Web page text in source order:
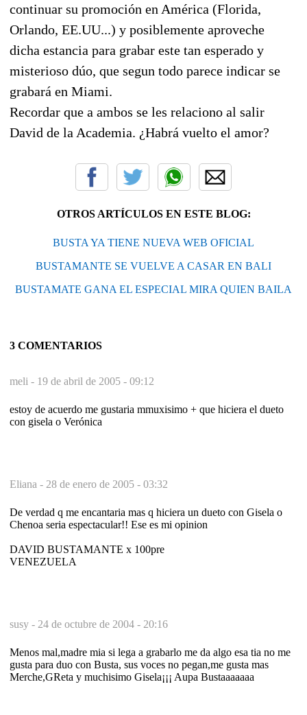
continuar su promoción en América (Florida,
Orlando, EE.UU...) y posiblemente aproveche
dicha estancia para grabar este tan esperado y
misterioso dúo, que segun todo parece indicar se
grabará en Miami.
Recordar que a ambos se les relaciono al salir
David de la Academia. ¿Habrá vuelto el amor?
OTROS ARTÍCULOS EN ESTE BLOG:
BUSTA YA TIENE NUEVA WEB OFICIAL
BUSTAMANTE SE VUELVE A CASAR EN BALI
BUSTAMATE GANA EL ESPECIAL MIRA QUIEN BAILA
3 COMENTARIOS
meli - 19 de abril de 2005 - 09:12
estoy de acuerdo me gustaria mmuxisimo + que hiciera el dueto
con gisela o Verónica
Eliana - 28 de enero de 2005 - 03:32
De verdad q me encantaria mas q hiciera un dueto con Gisela o
Chenoa seria espectacular!! Ese es mi opinion
DAVID BUSTAMANTE x 100pre
VENEZUELA
susy - 24 de octubre de 2004 - 20:16
Menos mal,madre mia si lega a grabarlo me da algo esa tia no me
gusta para duo con Busta, sus voces no pegan,me gusta mas
Merche,GReta y muchisimo Gisela¡¡¡ Aupa Bustaaaaaaa